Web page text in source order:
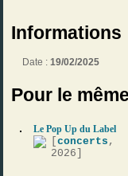
Informations
Date :19/02/2025
Pour le
Le Pop Up du Label
[concerts ,
2026]